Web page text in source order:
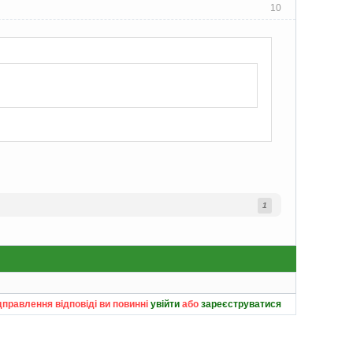
10
1
відповіді ви повинні увійти або зареєструватися